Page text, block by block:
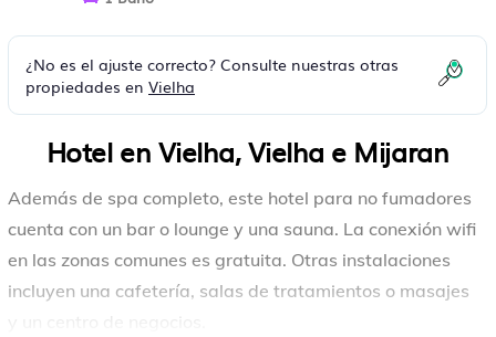
¿No es el ajuste correcto? Consulte nuestras otras
propiedades en Vielha
Hotel en Vielha, Vielha e Mijaran
Además de spa completo, este hotel para no fumadores
cuenta con un bar o lounge y una sauna. La conexión wifi
en las zonas comunes es gratuita. Otras instalaciones
incluyen una cafetería, salas de tratamientos o masajes
y un centro de negocios.